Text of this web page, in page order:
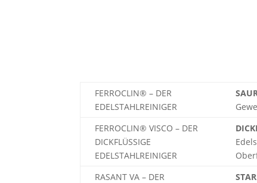
FERROCLIN® – DER
EDELSTAHLREINIGER
FERROCLIN® VISCO – DER
DICKFLÜSSIGE
EDELSTAHLREINIGER
RASANT VA – DER